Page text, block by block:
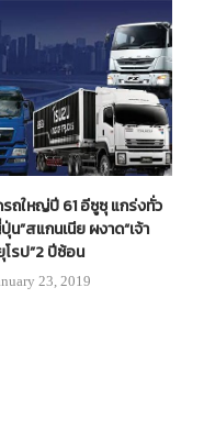
ถใหญ่ปี 61 อีซูซุ แกร่งทั่ว
น”สแกนเนีย ผงาด“เจ้า
โรป”2 ปีซ้อน
23, 2019